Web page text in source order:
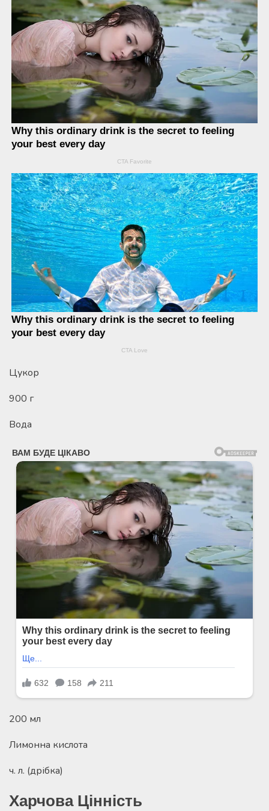
Цукор
900 г
Вода
200 мл
Лимонна кислота
ч. л. (дрібка)
Харчова Цінність